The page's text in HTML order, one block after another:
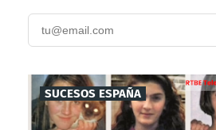
SUCESOS ESPAÑA